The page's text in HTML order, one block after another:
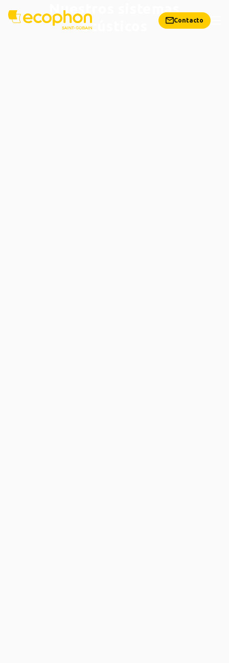
Contacto
Nuestros sistemas
acústicos